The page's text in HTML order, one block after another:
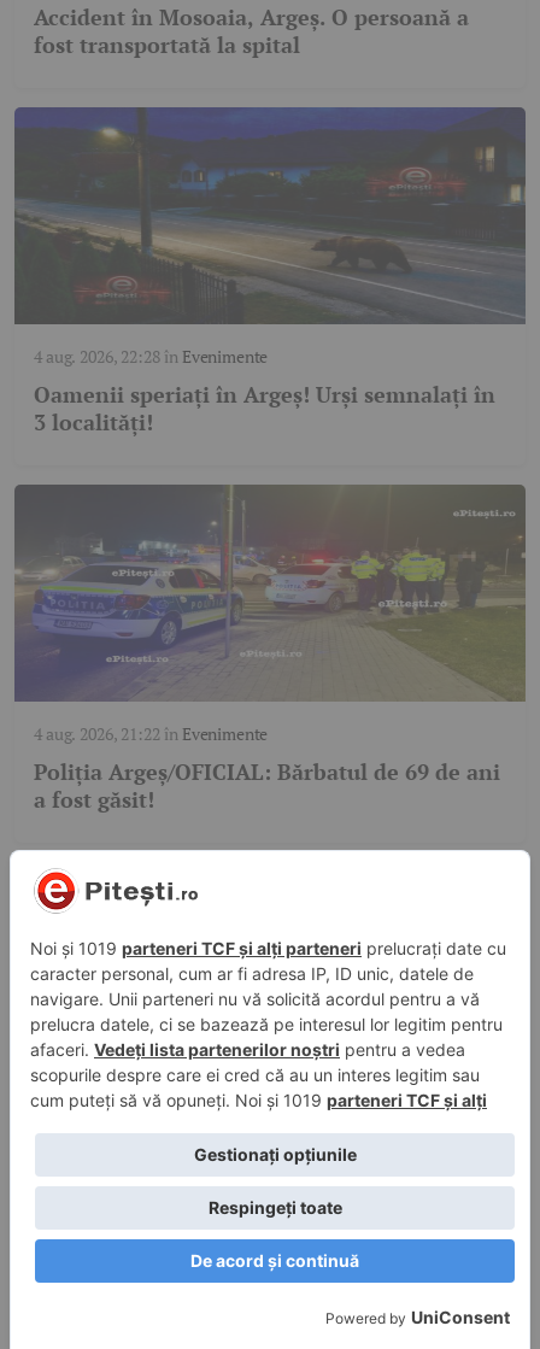
Accident în Mosoaia, Argeș. O persoană a
fost transportată la spital
4 aug. 2026, 22:28în Evenimente
Oamenii speriați în Argeș! Urși semnalați în
3 localități!
4 aug. 2026, 21:22 în Evenimente
Poliția Argeș/OFICIAL: Bărbatul de 69 de ani
a fost găsit!
4 aug. 2026, 20:49înEvenimente trafic
Tânăr de 25 de ani, prins cu 112 km/h pe
Transfăgărășan, în Argeș. A rămas fără